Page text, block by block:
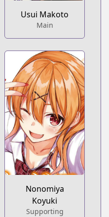
Usui Makoto
Main
Nonomiya
Koyuki
Supporting